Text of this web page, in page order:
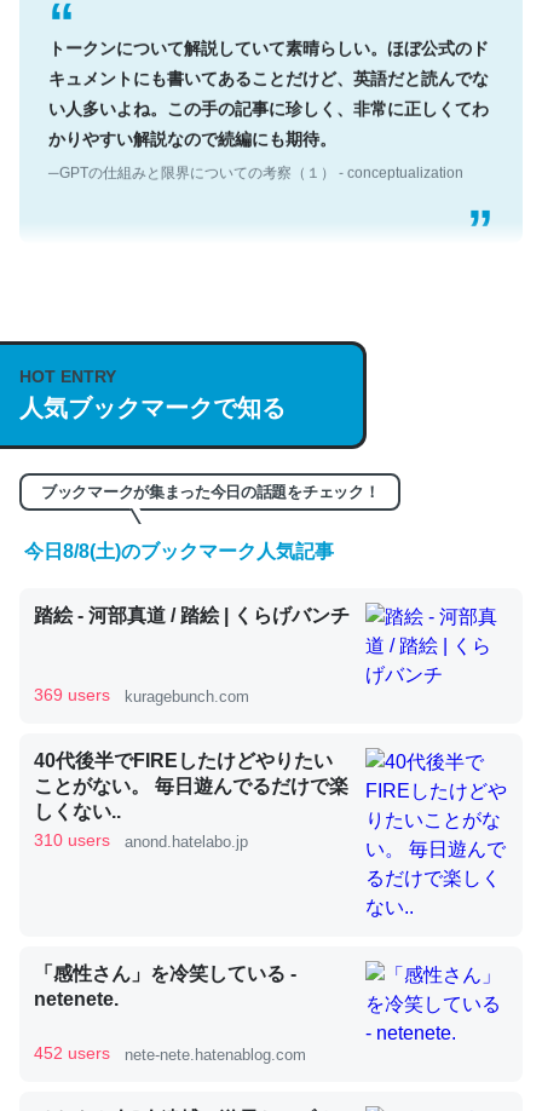
トークンについて解説していて素晴らしい。ほぼ公式のド
キュメントにも書いてあることだけど、英語だと読んでな
い人多いよね。この手の記事に珍しく、非常に正しくてわ
かりやすい解説なので続編にも期待。
説してる記事が少ないので貴重な良記事。/続編来た
https://isobe324649.hatenablog.com/entry/2023/03/27
/064121
─GPTの仕組みと限界についての考察（１） - conceptualization
くらい。小説でいう「ずっと前の伏線」は回収されないけ
ど、短期記憶というには多い分量。進化すればするほど分
かりやすく強くなりそう
昆虫ってカルシウム少ないのか。知らんかった。調べたら
コオロギのカルシウム分はエビの600分の1程度。
HOT ENTRY
人気ブックマークで知る
ブックマークが集まった今日の話題をチェック！
今日8/8(土)のブックマーク人気記事
踏絵 - 河部真道 / 踏絵 | くらげバンチ
369 users kuragebunch.com
40代後半でFIREしたけどやりたい
ことがない。 毎日遊んでるだけで楽
しくない..
310 users anond.hatelabo.jp
「感性さん」を冷笑している -
netenete.
452 users nete-nete.hatenablog.com